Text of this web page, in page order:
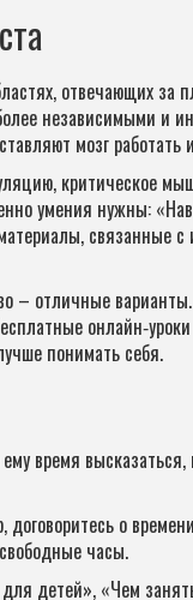
отвечающих за
независимыми и
мозг работать
критическое
умения нужны:
связанные с
– отличные
понимать себя.
время
договоритесь о
часы.
детей», «Чем